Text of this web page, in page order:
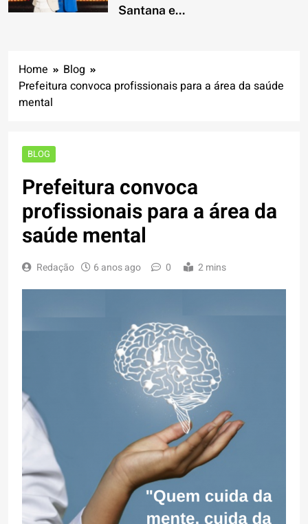
Santana e...
Home
Blog
Prefeitura convoca profissionais para a área da saúde
mental
BLOG
Prefeitura convoca
profissionais para a área da
saúde mental
Redação 6 anos ago 0 2 mins